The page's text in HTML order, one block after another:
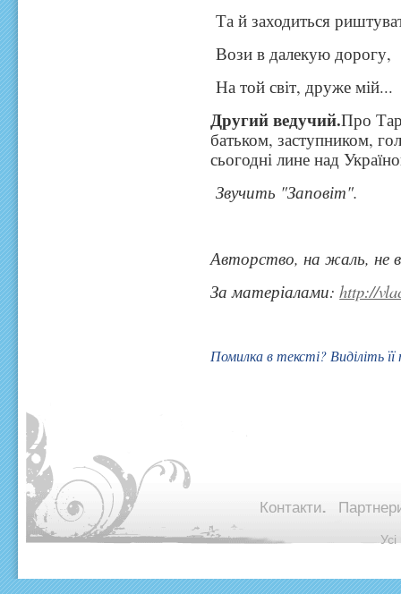
Та й заходиться
Вози в далекую дорогу,
На той світ, друже мій...
Другий ведучий.Про
батьком, заступником,
сьогодні лине над
Звучить "Заповіт".
Авторство, на жаль, не
За матеріалами:http://
Помилка в тексті? Виділіть
Контакти.
©